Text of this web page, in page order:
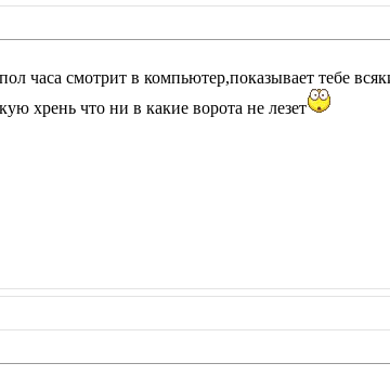
часа смотрит в компьютер,показывает тебе
хрень что ни в какие ворота не лезет